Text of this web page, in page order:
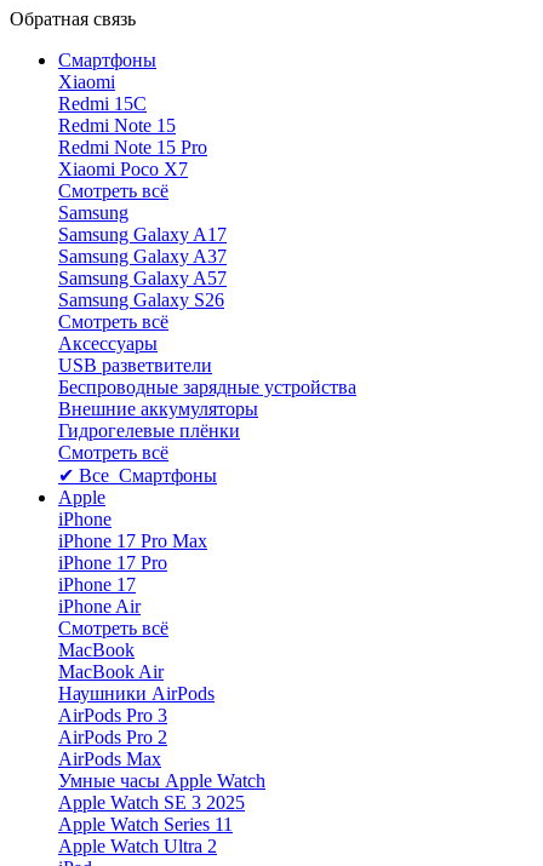
Обратная связь
Смартфоны
Xiaomi
Redmi 15C
Redmi Note 15
Redmi Note 15 Pro
Xiaomi Poco X7
Смотреть всё
Samsung
Samsung Galaxy A17
Samsung Galaxy A37
Samsung Galaxy A57
Samsung Galaxy S26
Смотреть всё
Аксессуары
USB разветвители
Беспроводные зарядные устройства
Внешние аккумуляторы
Гидрогелевые плёнки
Смотреть всё
✔ Все Смартфоны
Apple
iPhone
iPhone 17 Pro Max
iPhone 17 Pro
iPhone 17
iPhone Air
Смотреть всё
MacBook
MacBook Air
Наушники AirPods
AirPods Pro 3
AirPods Pro 2
AirPods Max
Умные часы Apple Watch
Apple Watch SE 3 2025
Apple Watch Series 11
Apple Watch Ultra 2